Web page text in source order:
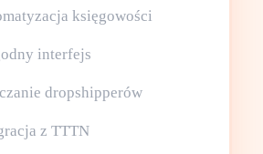
księgowości
interfejs
dropshipperów
z TTTN